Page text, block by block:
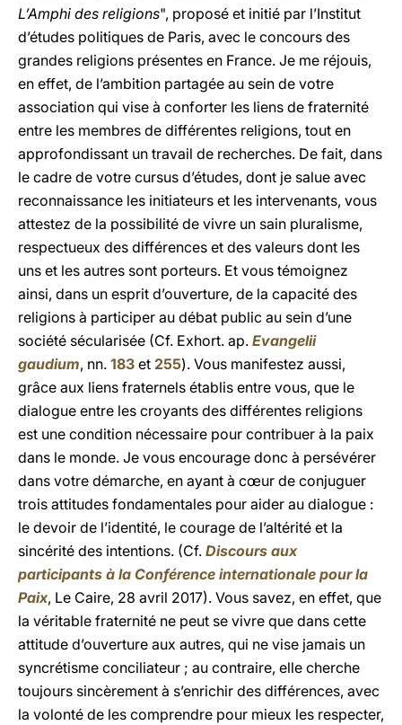
L’Amphi des religions", proposé et initié par l’Institut
d’études politiques de Paris, avec le concours des
grandes religions présentes en France. Je me réjouis,
en effet, de l’ambition partagée au sein de votre
association qui vise à conforter les liens de fraternité
entre les membres de différentes religions, tout en
approfondissant un travail de recherches. De fait, dans
le cadre de votre cursus d’études, dont je salue avec
reconnaissance les initiateurs et les intervenants, vous
attestez de la possibilité de vivre un sain pluralisme,
respectueux des différences et des valeurs dont les
uns et les autres sont porteurs. Et vous témoignez
ainsi, dans un esprit d’ouverture, de la capacité des
religions à participer au débat public au sein d’une
société sécularisée (Cf. Exhort. ap. Evangelii
gaudium, nn. 183 et 255). Vous manifestez aussi,
grâce aux liens fraternels établis entre vous, que le
dialogue entre les croyants des différentes religions
est une condition nécessaire pour contribuer à la paix
dans le monde. Je vous encourage donc à persévérer
dans votre démarche, en ayant à cœur de conjuguer
trois attitudes fondamentales pour aider au dialogue :
le devoir de l’identité, le courage de l’altérité et la
sincérité des intentions. (Cf. Discours aux
participants à la Conférence internationale pour la
Paix, Le Caire, 28 avril 2017). Vous savez, en effet, que
la véritable fraternité ne peut se vivre que dans cette
attitude d’ouverture aux autres, qui ne vise jamais un
syncrétisme conciliateur ; au contraire, elle cherche
toujours sincèrement à s’enrichir des différences, avec
la volonté de les comprendre pour mieux les respecter,